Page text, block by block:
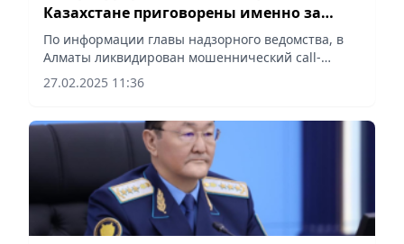
Казахстане приговорены именно за
тяжкие преступления
По информации главы надзорного ведомства, в
Алматы ликвидирован мошеннический call-
центр, занимавший огромный офис площадью
600 кв. метров
27.02.2025 11:36